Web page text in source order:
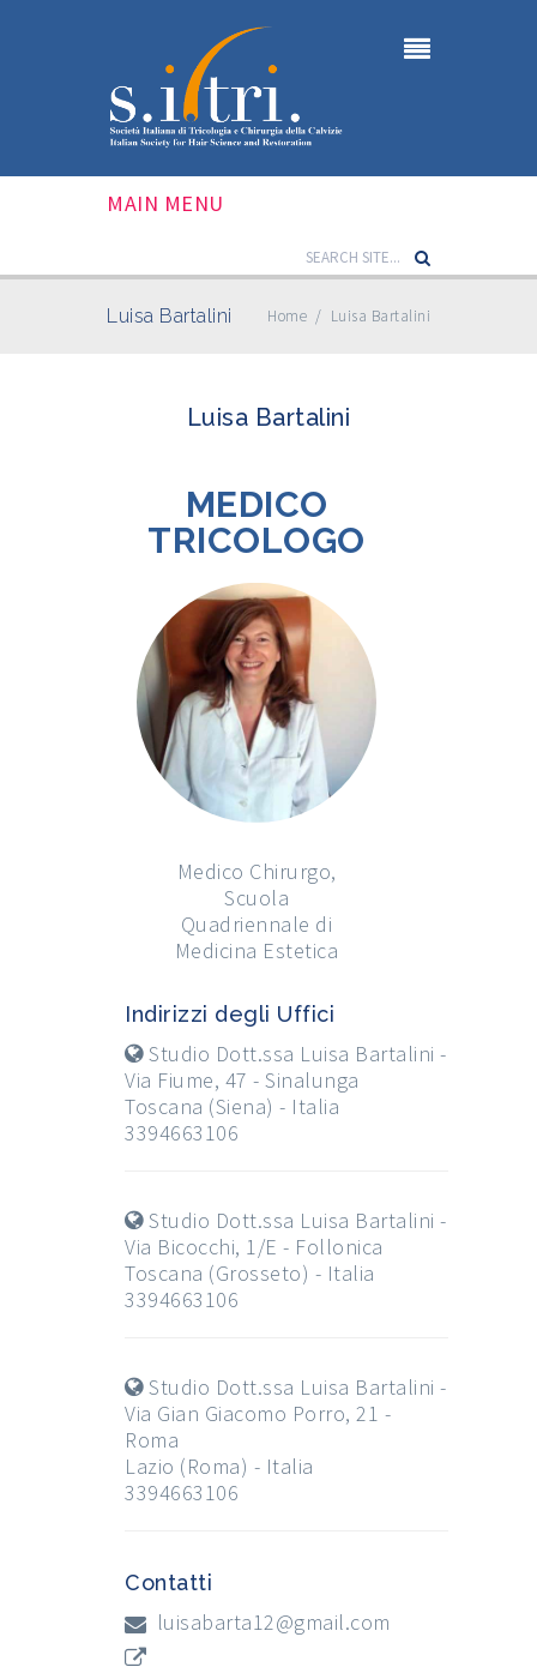
MAIN MENU
Luisa Bartalini Home / Luisa Bartalini
Luisa Bartalini
MEDICO
TRICOLOGO
Medico Chirurgo,
Scuola
Quadriennale di
Medicina Estetica
Indirizzi degli Uffici
Studio Dott.ssa Luisa Bartalini -
Via Fiume, 47 - Sinalunga
Toscana (Siena) - Italia
3394663106
Studio Dott.ssa Luisa Bartalini -
Via Bicocchi, 1/E - Follonica
Toscana (Grosseto) - Italia
3394663106
Studio Dott.ssa Luisa Bartalini -
Via Gian Giacomo Porro, 21 -
Roma
Lazio (Roma) - Italia
3394663106
Contatti
luisabarta12@gmail.com